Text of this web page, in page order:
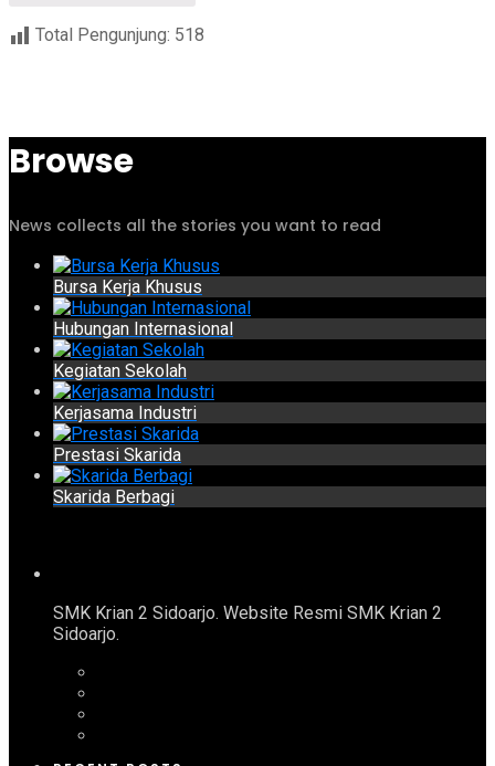
Total Pengunjung: 518
Browse
News collects all the stories you want to read
Bursa Kerja Khusus
Hubungan Internasional
Kegiatan Sekolah
Kerjasama Industri
Prestasi Skarida
Skarida Berbagi
SMK Krian 2 Sidoarjo. Website Resmi SMK Krian 2
Sidoarjo.